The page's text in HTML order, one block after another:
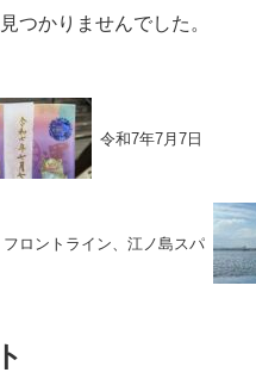
つかりませんでした。
令和7年7月7日
フロントライン、江ノ島スパ